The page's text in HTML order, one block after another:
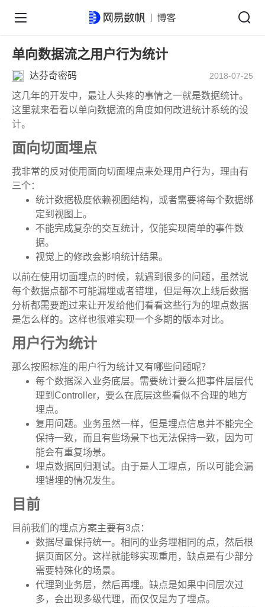
单向数据流之用户行为统计
达芬奇密码 2018-07-25
这几年的开发中，最让人头疼的事情之一就是数据统计。
这里就来看看以单向数据流的角度如何改进统计系统的设
计。
面向切面埋点
我非常的反对使用面向切面埋点来处理用户行为，理由有
三个：
统计数据极度依赖视图结构，或者需要将每个数据绑
定到视图上。
不能完成复杂的交互统计，仅能实现简单的事件数
据。
视觉上的修改会影响统计结果。
以前在使用切面埋点的时候，就遇到很多的问题，虽然说
每个数据点都不可能漏埋或者错埋，但是每次上线后数据
分析都需要跑过来让开发给他们看看这些行为的埋点数据
是怎么样的。这样也很难实现一个多期的版本对比。
用户行为统计
那么按照标准的用户行为统计又有哪些问题呢？
每个数据深入业务底层。需要统计要么把事件层层代
理到Controller，要么在底层这些看似不合理的地方
埋点。
复用问题。业务虽然一样，但是埋点信息并不能完全
保持一致，而且有些场景下也无法保持一致，因为可
能会有重复场景。
埋点数据回归测试。由于是人工埋点，所以可能会漏
埋错埋的情况发生。
目前
目前我们的埋点方案主要有3点：
数据尽量保持统一。相同的业务埋相同的点，然后根
据页面区分。这样就能够实现重用，缺点是有少部分
需要特殊化的场景。
代理到业务层，然后再埋。缺点是如果中间层次过
多，会出现多级代理，而仅仅是为了埋点。